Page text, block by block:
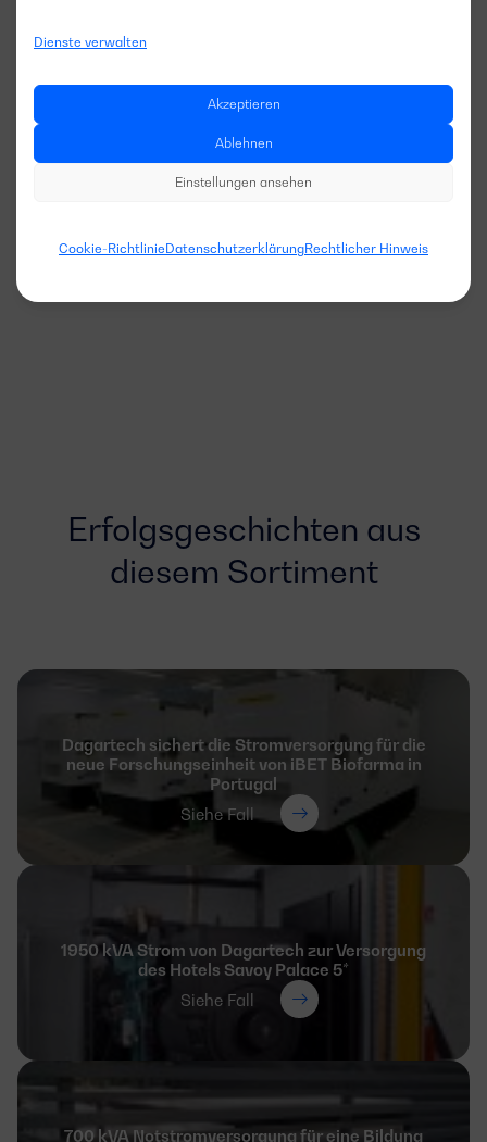
Dienste verwalten
Akzeptieren
Ablehnen
Einstellungen ansehen
Cookie-RichtlinieDatenschutzerklärungRechtlicher Hinweis
Erfolgsgeschichten aus
diesem Sortiment
Dagartech sichert die Stromversorgung für die
neue Forschungseinheit von iBET Biofarma in
Portugal
Siehe Fall
1950 kVA Strom von Dagartech zur Versorgung
des Hotels Savoy Palace 5*
Siehe Fall
700 kVA Notstromversorgung für eine Bildung